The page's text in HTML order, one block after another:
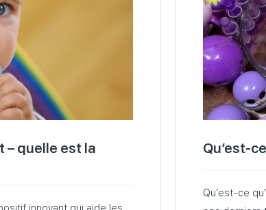
– quelle est la
innovant qui aide les
Qu’est-
Qu’est-ce